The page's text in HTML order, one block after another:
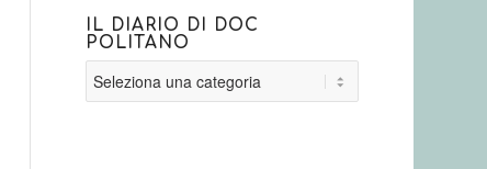
IL DIARIO DI DOC
POLITANO
diario